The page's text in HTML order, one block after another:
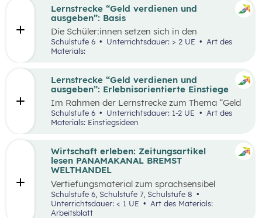
Zahlungsformen sie anbieten und welche Art
der Zahlung sie bevorzugen.
Schüler:innen zeigen, dass es mit diesem
Wissen leichter ist den richtigen Beruf für sich
zu finden und die Auseinandersetzung mit
einzelnen Berufen wird ermöglicht.
Lernstrecke “Geld verdienen und
ausgeben”: Basis
Die Schüler:innen setzen sich in den
unterschiedlichen Aufgabestellungen rund um
das Thema Geld mit den Themen Funktionen
Konsum auseinander. Außerdem gibt es zwei
Bonus-Inhalte zu den Themen „Das kostenlose
Handy“ und „Geld-Typ“.
Schulstufe 6 Unterrichtsdauer: > 2 UE
Materials:
Lernstrecke “Geld verdienen und
ausgeben”: Erlebnisorientierte Einstiege
Im Rahmen der Lernstrecke zum Thema “Geld
verdienen und ausgeben”, werden drei mögliche
Einstiegsideen vorgestellt. Diese Vorschläge
Erlebnisse konzipiert, um die Schüler:innen
aktiv in den Lernprozess einzubinden.
Schulstufe 6 Unterrichtsdauer: 1-2 UE
Art des
Materials: Einstiegsideen
Wirtschaft erleben: Zeitungsartikel
lesen PANAMAKANAL BREMST
WELTHANDEL
Vertiefungsmaterial zum sprachsensibel
aufbereiteten Zeitungsartikel “Panamakanal
bremst Welthandel”.
Schulstufe 6, Schulstufe 7, Schulstufe 8
Unterrichtsdauer: < 1 UE
Arbeitsblatt